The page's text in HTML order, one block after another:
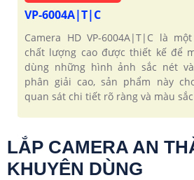
VP-6004A|T|C
Camera HD VP-6004A|T|C là
chất lượng cao được thiết kế để
dùng những hình ảnh sắc nét
phân giải cao, sản phẩm này
quan sát chi tiết rõ ràng và màu
LẮP CAMERA AN
KHUYÊN DÙNG